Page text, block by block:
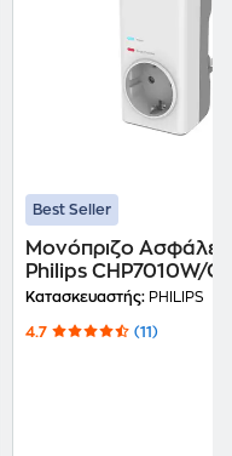
Best Seller
Μονόπριζο
Philips CHP7010W/
Λευκό
Κατασκευαστής: PHILIPS
4.7 (11)